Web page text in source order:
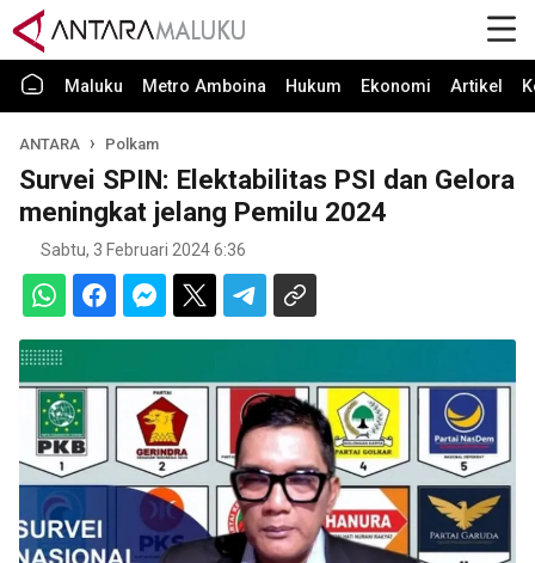
Maluku Metro Amboina Hukum Ekonomi Artikel
ANTARA Polkam
Survei SPIN: Elektabilitas PSI dan Gelora
meningkat jelang Pemilu 2024
Sabtu, 3 Februari 2024 6:36